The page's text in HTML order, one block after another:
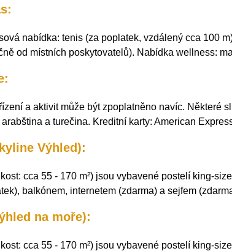
nabídka: tenis (za poplatek, vzdálený cca 100
od místních poskytovatelů). Nabídka wellness:
a aktivit může být zpoplatněno navíc. Některé
a turečina. Kreditní karty: American
Výhled):
cca 55 - 170 m²) jsou vybavené postelí king-
balkónem, internetem (zdarma) a sejfem
na moře):
cca 55 - 170 m²) jsou vybavené postelí king-